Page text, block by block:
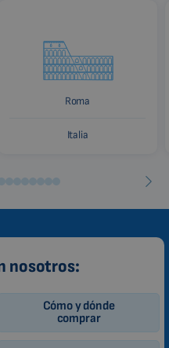
Roma
Italia
nosotros:
Cómo y dónde
comprar